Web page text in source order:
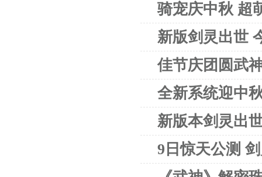
骑宠庆中秋 超
新版剑灵出世
佳节庆团圆武
全新系统迎中
新版本剑灵出
9日惊天公测